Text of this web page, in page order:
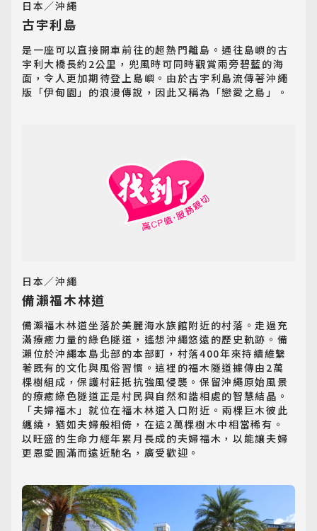
日本／沖繩
古宇利島
是一座可以直接開車前往的超熱門離島。通往島嶼的古
宇利大橋長約2公里，兜風時可同時觀賞兩旁碧藍的海
面，令人更加期待登上島嶼。由於古宇利島流傳著沖繩
版「伊甸園」的浪漫傳說，因此又稱為「戀愛之島」。
日本／沖繩
備瀨福木林道
備瀨福木林道坐落於美麗海水族館附近的村落。走過充
滿療癒力量的綠色隧道，遙想沖繩悠遠的歷史軌跡。備
瀨位於沖繩本島北部的本部町，村落400年來持續維繫
著既有的文化與風俗習慣。這裡的福木隧道據傳由2萬
棵樹組成，保護村莊抵抗強風侵襲。保留沖繩原始風景
的療癒綠色隧道正是村民與自然和諧相處的智慧結晶。
「夫婦福木」就位在福木林道入口附近。兩棵巨木彼此
纏繞，猶如夫婦般相倚，在這2萬棵樹木中相當稀有。
以旺盛的生命力經年累月長成的夫婦福木，以能讓夫婦
更恩愛圓滿而遠近馳名，廣受歡迎。